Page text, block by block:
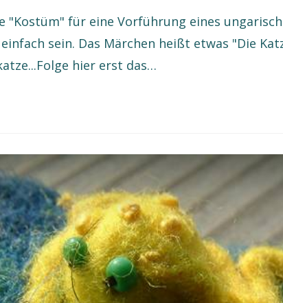
"Kostüm" für eine Vorführung eines
sein. Das Märchen heißt etwas "Die
hier erst das…